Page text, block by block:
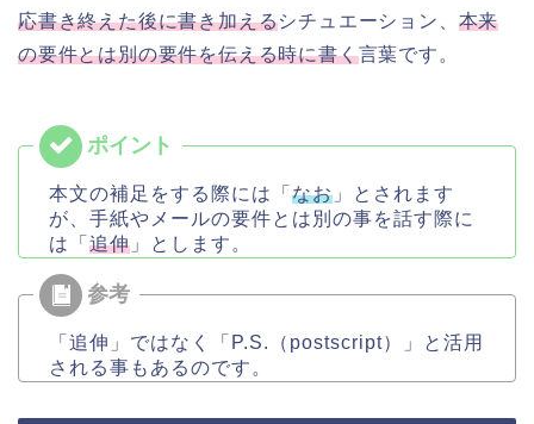
応書き終えた後に書き加えるシチュエーション、 本来
の要件とは別の要件を伝える時に書く言葉です。
本文の補足をする際には「 なお 」とされます
が、手紙やメールの要件とは別の事を話す際に
は「 追伸 」とします。
「追伸」ではなく「P.S.（postscript）」と活用
される事もあるのです。